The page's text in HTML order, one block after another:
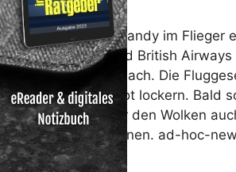
Lufthansa will Handy im Flieger
Ryanair, TAP und British
nun Lufthansa nach. Die
das Handyverbot lockern. Bald
Passagiere über den Wolken
verschicken können. ad-hoc-